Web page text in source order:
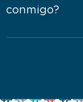
conmigo?